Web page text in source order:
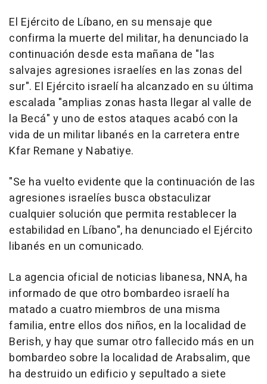
El Ejército de Líbano, en su mensaje que
confirma la muerte del militar, ha denunciado la
continuación desde esta mañana de "las
salvajes agresiones israelíes en las zonas del
sur". El Ejército israelí ha alcanzado en su última
escalada "amplias zonas hasta llegar al valle de
la Becá" y uno de estos ataques acabó con la
vida de un militar libanés en la carretera entre
Kfar Remane y Nabatiye.
"Se ha vuelto evidente que la continuación de las
agresiones israelíes busca obstaculizar
cualquier solución que permita restablecer la
estabilidad en Líbano", ha denunciado el Ejército
libanés en un comunicado.
La agencia oficial de noticias libanesa, NNA, ha
informado de que otro bombardeo israelí ha
matado a cuatro miembros de una misma
familia, entre ellos dos niños, en la localidad de
Berish, y hay que sumar otro fallecido más en un
bombardeo sobre la localidad de Arabsalim, que
ha destruido un edificio y sepultado a siete